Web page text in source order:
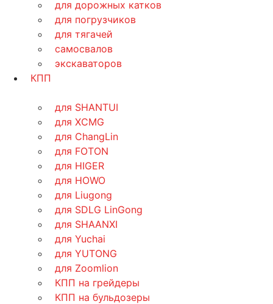
для дорожных катков
для погрузчиков
для тягачей
самосвалов
экскаваторов
КПП
для SHANTUI
для XCMG
для ChangLin
для FOTON
для HIGER
для HOWO
для Liugong
для SDLG LinGong
для SHAANXI
для Yuchai
для YUTONG
для Zoomlion
КПП на грейдеры
КПП на бульдозеры